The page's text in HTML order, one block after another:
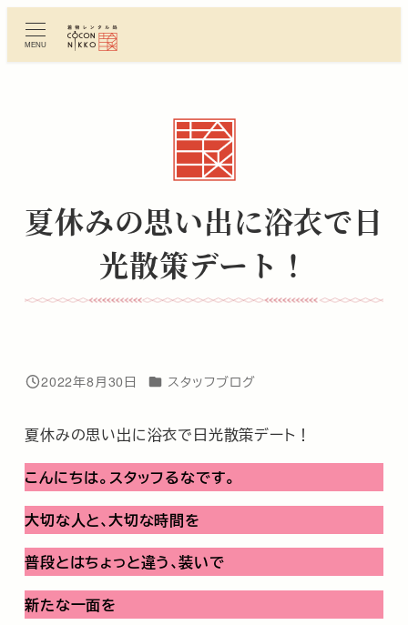
ン
MENU
夏休みの思い出に浴衣で日
光散策デート！
投稿日
2022年8月30日 カテゴリー
スタッフブログ
夏休みの思い出に浴衣で日光散策デート！
こんにちは。スタッフるなです。
大切な人と､大切な時間を
普段とはちょっと違う､装いで
新たな一面を